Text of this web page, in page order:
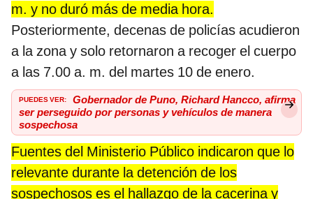
m. y no duró más de media hora.
Posteriormente, decenas de policías acudieron
a la zona y solo retornaron a recoger el cuerpo
a las 7.00 a. m. del martes 10 de enero.
PUEDES VER: Gobernador de Puno, Richard Hancco, afirma
ser perseguido por personas y vehículos de manera
sospechosa
Fuentes del Ministerio Público indicaron que lo
relevante durante la detención de los
sospechosos es el hallazgo de la cacerina y